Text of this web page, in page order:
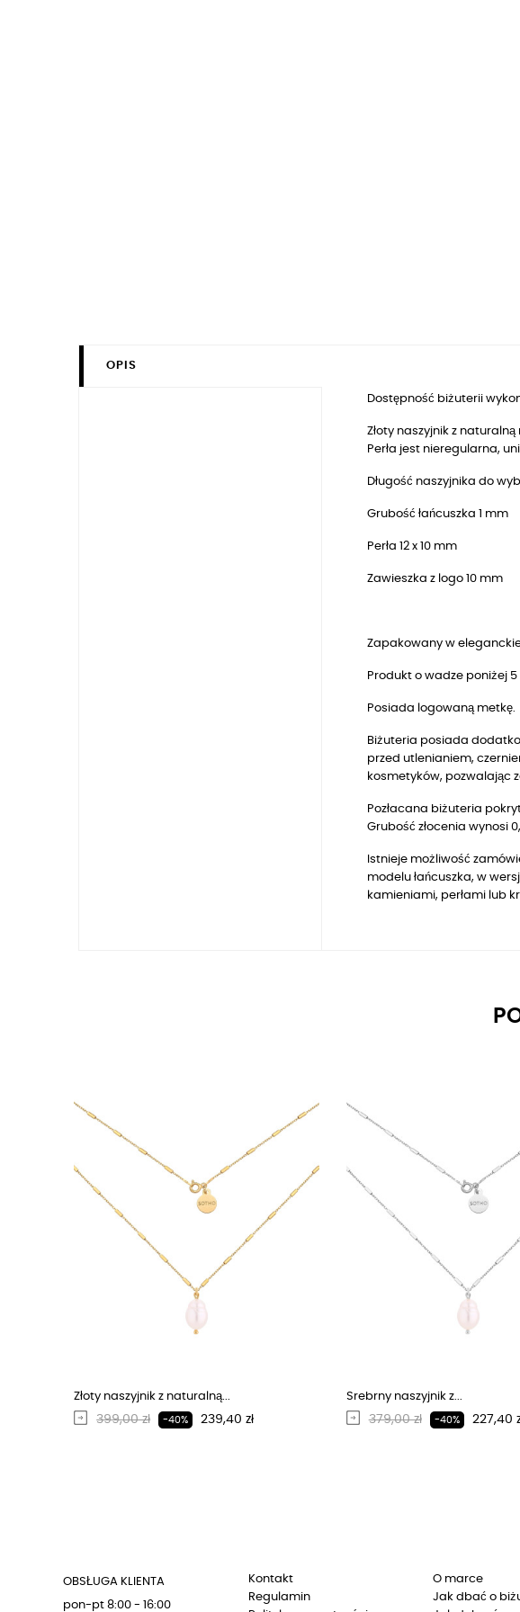
OPIS
Dostępność biżuterii
Złoty naszyjnik z
Perła jest nieregularna,
Długość naszyjnika do
Grubość łańcuszka 1 mm
Perła 12 x 10 mm
Zawieszka z logo 10 mm
Zapakowany w
Produkt o wadze poniżej 5
Posiada logowaną metkę.
Biżuteria posiada
przed utlenianiem,
kosmetyków, pozwalając
Pozłacana biżuteria
Grubość złocenia wynosi
Istnieje możliwość
modelu łańcuszka, w
kamieniami, perłami lub
Złoty naszyjnik z naturalną...
Regularna cena
399,00 zł -40% Cena
239,40 zł
Srebrny naszyjnik z...
Regularna cena
379,00 zł -40% Cena
227,40
OBSŁUGA KLIENTA
pon-pt 8:00 - 16:00
Kontakt
Regulamin
O marce
Jak dbać o